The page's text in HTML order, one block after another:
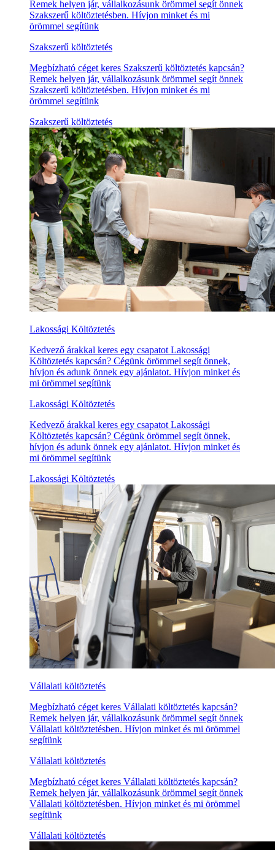
Remek helyen jár, vállalkozásunk örömmel segít önnek
Szakszerű költöztetésben. Hívjon minket és mi
örömmel segítünk
Szakszerű költöztetés
Megbízható céget keres Szakszerű költöztetés kapcsán?
Remek helyen jár, vállalkozásunk örömmel segít önnek
Szakszerű költöztetésben. Hívjon minket és mi
örömmel segítünk
Szakszerű költöztetés
Lakossági Költöztetés
Kedvező árakkal keres egy csapatot Lakossági
Költöztetés kapcsán? Cégünk örömmel segít önnek,
hívjon és adunk önnek egy ajánlatot. Hívjon minket és
mi örömmel segítünk
Lakossági Költöztetés
Kedvező árakkal keres egy csapatot Lakossági
Költöztetés kapcsán? Cégünk örömmel segít önnek,
hívjon és adunk önnek egy ajánlatot. Hívjon minket és
mi örömmel segítünk
Lakossági Költöztetés
Vállalati költöztetés
Megbízható céget keres Vállalati költöztetés kapcsán?
Remek helyen jár, vállalkozásunk örömmel segít önnek
Vállalati költöztetésben. Hívjon minket és mi örömmel
segítünk
Vállalati költöztetés
Megbízható céget keres Vállalati költöztetés kapcsán?
Remek helyen jár, vállalkozásunk örömmel segít önnek
Vállalati költöztetésben. Hívjon minket és mi örömmel
segítünk
Vállalati költöztetés